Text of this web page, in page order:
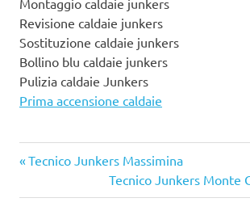
Revisione caldaie junkers
Sostituzione caldaie junkers
Bollino blu caldaie junkers
Pulizia caldaie Junkers
Prima accensione caldaie
Navigazione
articoli
Articolo
Tecnico Junkers Massimina
Articolo
successivo:
Tecnico Junkers Monte